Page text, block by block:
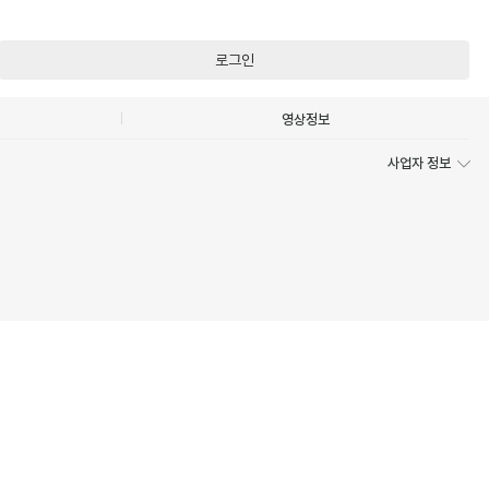
로그인
영상정보
사업자 정보